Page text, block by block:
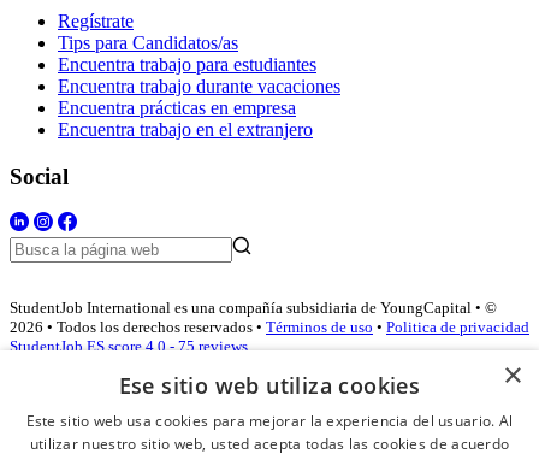
Regístrate
Tips para Candidatos/as
Encuentra trabajo para estudiantes
Encuentra trabajo durante vacaciones
Encuentra prácticas en empresa
Encuentra trabajo en el extranjero
Social
StudentJob International es una compañía subsidiaria de YoungCapital • ©
2026 • Todos los derechos reservados • Términos de uso • Politica de privacidad
StudentJob ES score 4.0 - 75 reviews
Acceso empresas
×
Ese sitio web utiliza cookies
Este sitio web usa cookies para mejorar la experiencia del usuario. Al
utilizar nuestro sitio web, usted acepta todas las cookies de acuerdo